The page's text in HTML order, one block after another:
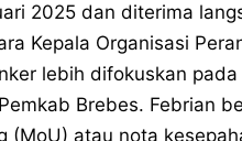
2025 dan diterima
Kepala Organisasi
lebih difokuskan
Brebes. Febrian
atau nota